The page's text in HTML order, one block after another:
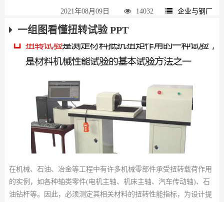
2021年08月09日 14032 企业与钢厂
一组图看懂扭转试验 PPT
在机械、石油、冶金等工程中有许多机械零部件承受扭转载荷作用
的实例，如各种轴类零件(电机主轴、机床主轴、汽车传动轴)、石
油钻杆等。因此，必须测定其相关材料的扭转性能指标，为设计提